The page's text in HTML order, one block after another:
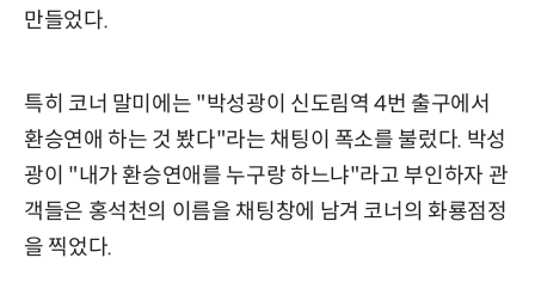
만들었다.
특히 코너 말미에는 "박성광이 신도림역 4번 출구에서
환승연애 하는 것 봤다"라는 채팅이 폭소를 불렀다. 박성
광이 "내가 환승연애를 누구랑 하느냐"라고 부인하자 관
객들은 홍석천의 이름을 채팅창에 남겨 코너의 화룡점정
을 찍었다.